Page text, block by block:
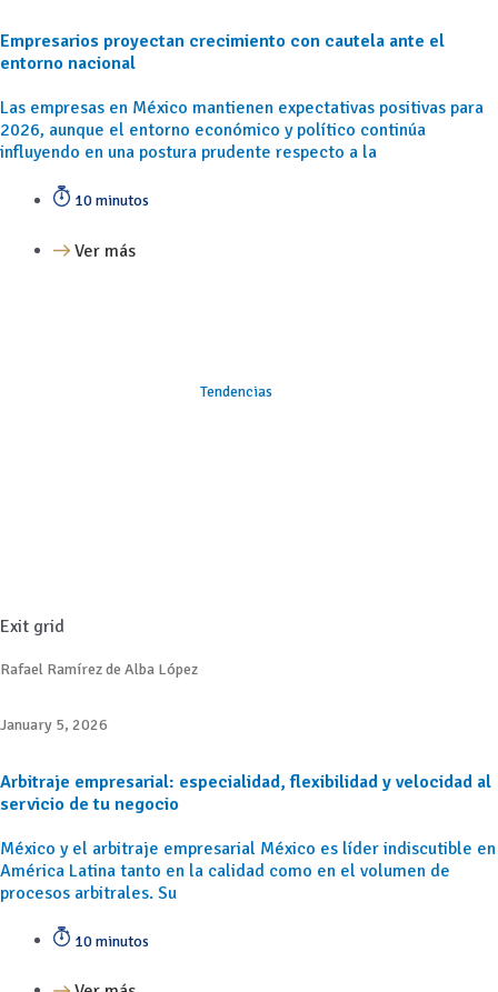
Empresarios proyectan crecimiento con cautela ante el
entorno nacional
Las empresas en México mantienen expectativas positivas para
2026, aunque el entorno económico y político continúa
influyendo en una postura prudente respecto a la
10 minutos
Ver más
Tendencias
Exit grid
Rafael Ramírez de Alba López
January 5, 2026
Arbitraje empresarial: especialidad, flexibilidad y velocidad al
servicio de tu negocio
México y el arbitraje empresarial México es líder indiscutible en
América Latina tanto en la calidad como en el volumen de
procesos arbitrales. Su
10 minutos